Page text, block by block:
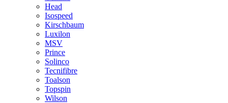
Head
Isospeed
Kirschbaum
Luxilon
MSV
Prince
Solinco
Tecnifibre
Toalson
Topspin
Wilson